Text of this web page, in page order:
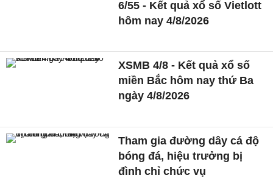
6/55 - Kết quả xổ số Vietlott
hôm nay 4/8/2026
XSMB 4/8 - Kết quả xổ số
miền Bắc hôm nay thứ Ba
ngày 4/8/2026
Tham gia đường dây cá độ
bóng đá, hiệu trưởng bị
đình chỉ chức vụ